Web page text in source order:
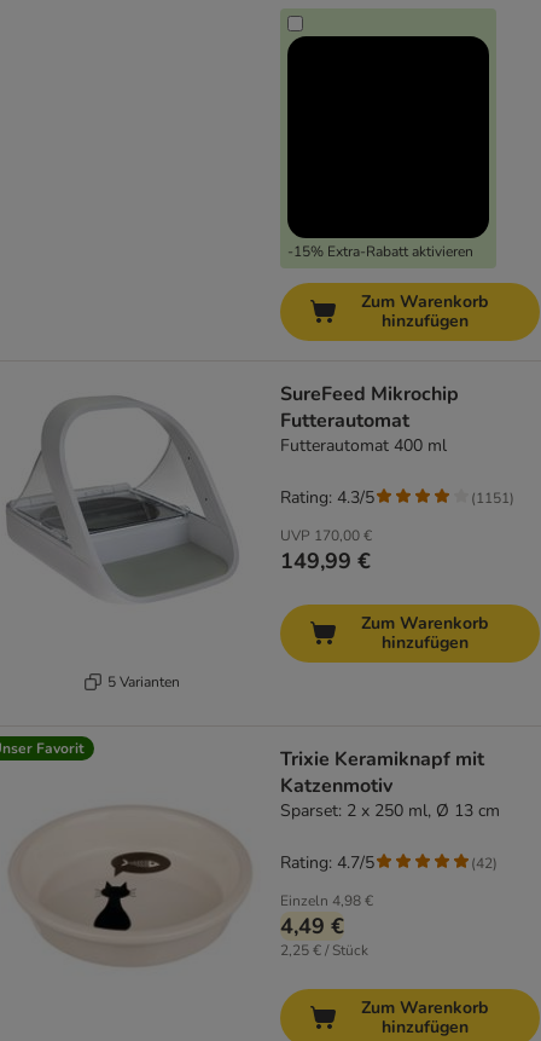
-15% Extra-Rabatt aktivieren
Zum Warenkorb
hinzufügen
5 Varianten
SureFeed Mikrochip
Futterautomat
Futterautomat 400 ml
UVP 170,00 €
149,99 €
Rating: 4.3/5 (1151)
Zum Warenkorb
hinzufügen
Favorit
Trixie Keramiknapf mit
Katzenmotiv
Sparset: 2 x 250 ml, Ø 13 cm
Einzeln 4,98 €
4,49 €
2,25 € / Stück
Rating: 4.7/5 (42)
Zum Warenkorb
hinzufügen